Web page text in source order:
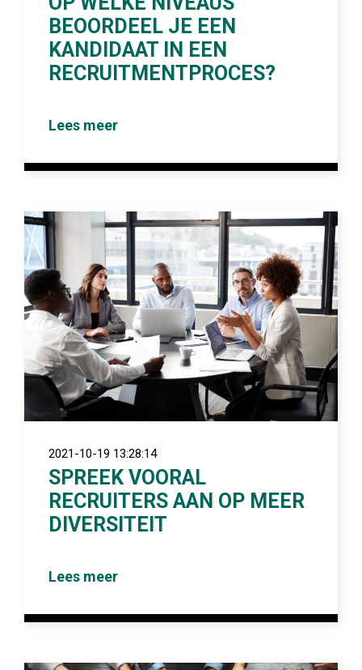
BEOORDEEL JE EEN
KANDIDAAT IN EEN
RECRUITMENTPROCES?
Lees meer
2021-10-19 13:28:14
SPREEK VOORAL
RECRUITERS AAN OP MEER
DIVERSITEIT
Lees meer